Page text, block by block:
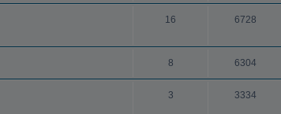
16 6728
8 6304
3 3334